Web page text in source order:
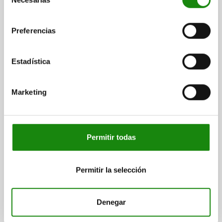
Preferencias
Estadística
Marketing
Permitir todas
Permitir la selección
Denegar
Otros clientes también
02380